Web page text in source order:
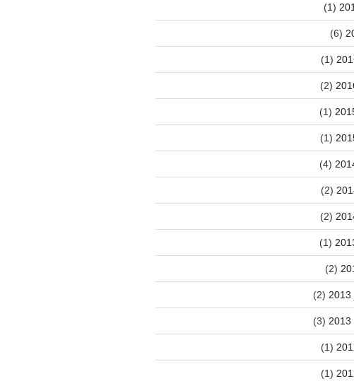
(1)
(6)
(1)
(2)
(1)
(1)
(4)
(2)
(2)
(1)
(2)
(2)
(3)
(1)
(1)